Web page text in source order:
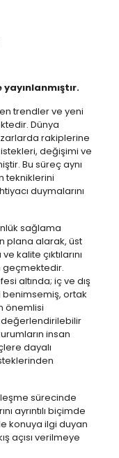
trendler ve yeni
Dünya
rakiplerine
değişimi ve
Bu süreç aynı
tekniklerini
duymalarını
sağlama
plana alarak, üst
kalite çıktılarını
geçmektedir.
altında; iç ve dış
benimsemiş, ortak
önemlisi
insan
dayalı
sürecinde
ayrıntılı biçimde
konuya ilgi duyan
açısı verilmeye